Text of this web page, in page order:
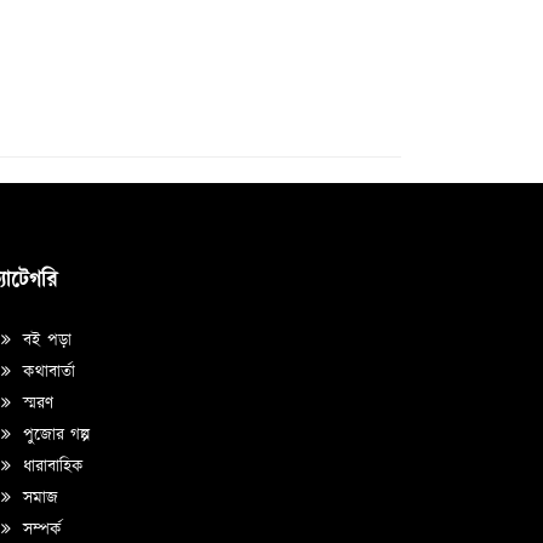
বই পড়া
কথাবার্তা
স্মরণ
পুজোর গল্প
ধারাবাহিক
সমাজ
সম্পর্ক